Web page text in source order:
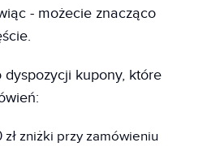
- możecie znacząco
kupony, które
zł zniżki przy zamówieniu